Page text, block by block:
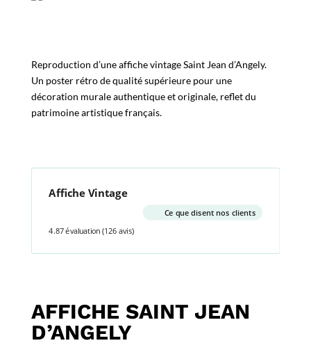
Reproduction d’une affiche vintage Saint Jean d’Angely.
Un poster rétro de qualité supérieure pour une
décoration murale authentique et originale, reflet du
patrimoine artistique français.
Affiche Vintage
Ce que disent nos clients
4.87 évaluation (126 avis)
AFFICHE SAINT JEAN
D’ANGELY